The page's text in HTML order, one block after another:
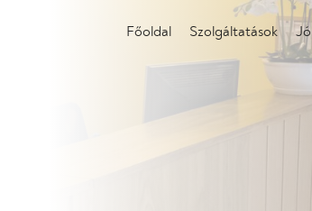
Főoldal Szolgáltatások